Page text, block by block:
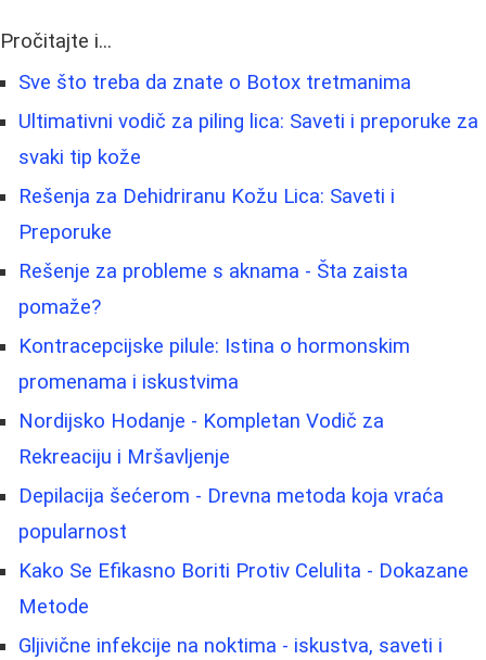
Pročitajte i...
Sve što treba da znate o Botox tretmanima
Ultimativni vodič za piling lica: Saveti i preporuke za
svaki tip kože
Rešenja za Dehidriranu Kožu Lica: Saveti i
Preporuke
Rešenje za probleme s aknama - Šta zaista
pomaže?
Kontracepcijske pilule: Istina o hormonskim
promenama i iskustvima
Nordijsko Hodanje - Kompletan Vodič za
Rekreaciju i Mršavljenje
Depilacija šećerom - Drevna metoda koja vraća
popularnost
Kako Se Efikasno Boriti Protiv Celulita - Dokazane
Metode
Gljivične infekcije na noktima - iskustva, saveti i